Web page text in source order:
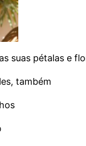
suas pétalas e
também